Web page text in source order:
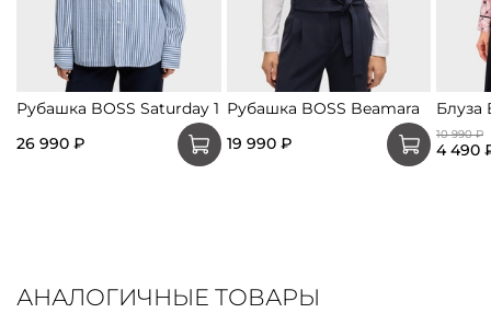
Рубашка BOSS Saturday 1
26 990 ₽
Рубашка BOSS Beamara
19 990 ₽
Блуза
10 990 ₽
4 490
АНАЛОГИЧНЫЕ ТОВАРЫ